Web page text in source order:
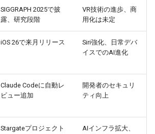
2026-02-25
2026-02-24
2026-02-22
2026-02-21
2025-08-12
2025-08-11
2025-08-07
2025-08-06
2026-02-22
2026-02-21
2026-02-19
2026-02-18
2026-02-21
2026-02-20
2026-02-18
2026-02-17
SIGGRAPH 2025で披
露、研究段階
VR技術の進歩、商
用化は未定
iOS 26で来月リリース
Siri強化、日常デバ
イスでのAI進化
Claude Codeに自動レ
ビュー追加
開発者のセキュリ
ティ向上
Stargateプロジェクト
AIインフラ拡大、